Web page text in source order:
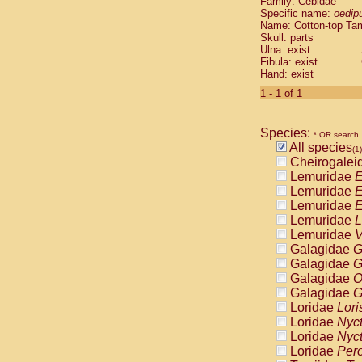
Cebidae
Cebidae
Cebidae
Cebidae
Cebidae
Cebidae
Cebidae
Cebidae
Cebidae
Cebidae
Cebidae
Cebidae
Atelidae
Atelidae
Atelidae
Atelidae
Atelidae
Atelidae
Atelidae
Atelidae
Atelidae
Atelidae
Pitheciidae
Specific name:
Name: Cotton-top
Skull: parts
Ulna: exist
Fibula: exist
Hand: exist
1 - 1 of 1
Species: * OR search
All species(1)
Lemuridae
Lemuridae
Lemuridae
Lemuridae
Lemuridae
Galagidae
Galagidae
Galagidae
Galagidae
Loridae
Loridae
Loridae
Loridae